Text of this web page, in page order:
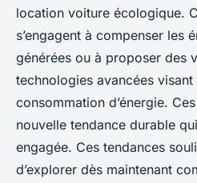
location voiture écologique.
s’engagent à compenser les
générées ou à proposer des
technologies avancées
consommation d’énergie.
nouvelle tendance durable
engagée. Ces tendances
d’explorer dès maintenant